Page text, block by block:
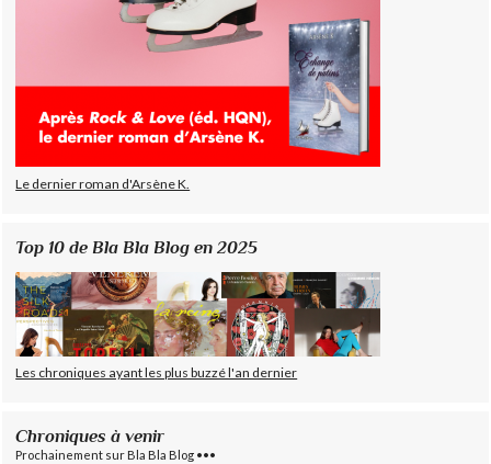
Le dernier roman d'Arsène K.
Top 10 de Bla Bla Blog en 2025
Les chroniques ayant les plus buzzé l'an dernier
Chroniques à venir
Prochainement sur Bla Bla Blog •••